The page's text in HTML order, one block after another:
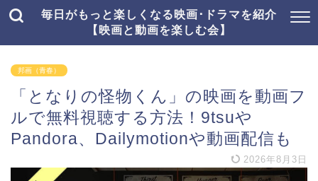
毎日がもっと楽しくなる映画･ドラマを紹介
【映画と動画を楽しむ会】
邦画（青春）
「となりの怪物くん」の映画を動画フ
ルで無料視聴する方法！9tsuや
Pandora、Dailymotionや動画配信も
2026年8月3日